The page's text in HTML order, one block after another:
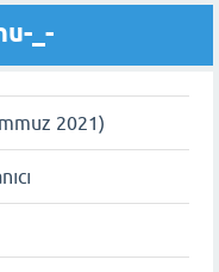
_-
2021)